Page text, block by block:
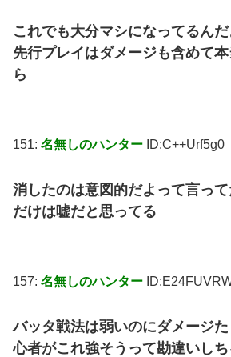
これでも大分マシになってるん
先行プレイはダメージも含めて
ら
151: 名無しのハンター ID:C++Urf5g0
消したのは意図的だよって言っ
だけは嘘だと思ってる
157: 名無しのハンター
バッタ戦法は弱いのにダメージ
心者がこれ強そうって勘違いし